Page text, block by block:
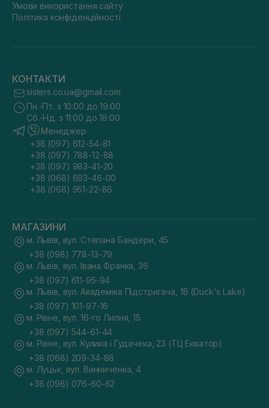
Умови використання сайту
Політика конфіденційності
КОНТАКТИ
sisters.co.ua@gmail.com
Пн.-Пт. з 10:00 до 19:00
Сб.-Нд. з 11:00 до 18:00
Менеджер
+38 (097) 612-54-81
+38 (097) 788-12-88
+38 (097) 983-41-20
+38 (068) 693-46-00
+38 (068) 951-22-86
МАГАЗИНИ
м. Львів, вул. Степана Бандери, 45
+38 (098) 778-13-79
м. Львів, вул. Івана Франка, 36
+38 (097) 611-95-94
м. Львів, вул. Академіка Підстригача, 1В (Duck's Lake)
+38 (097) 101-97-16
м. Рівне, вул. 16-го Липня, 15
+38 (097) 544-61-44
м. Рівне, вул. Кулика і Гудачека, 23 (ТЦ Екватор)
+38 (068) 209-34-88
м. Луцьк, вул. Винниченка, 4
+38 (098) 076-60-62